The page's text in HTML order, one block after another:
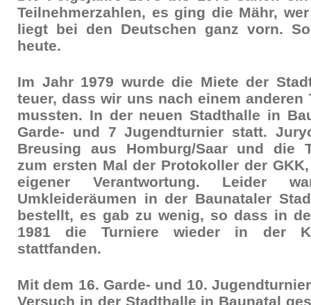
Teilnehmerzahlen, es ging die Mähr,
liegt bei den Deutschen ganz vorn.
heute.
Im Jahr 1979 wurde die Miete der
teuer, dass wir uns nach einem anderen
mussten. In der neuen Stadthalle in
Garde- und 7 Jugendturnier statt.
Breusing aus Homburg/Saar und die
zum ersten Mal der Protokoller der
eigener Verantwortung. Leider
Umkleideräumen in der Baunataler
bestellt, es gab zu wenig, so dass in
1981 die Turniere wieder in der
stattfanden.
Mit dem 16. Garde- und 10.
Versuch in der Stadthalle in Baunatal